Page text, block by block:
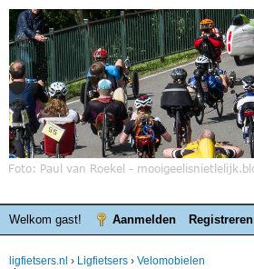
Welkom gast! Aanmelden Registreren
ligfietsers.nl › Ligfietsers › Velomobielen